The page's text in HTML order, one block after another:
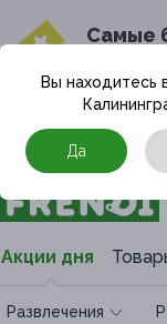
Cамые
в
Москва
Акции дня
Развлечения
Вы находитесь
Да